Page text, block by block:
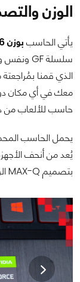
الوزن
يأتي الحاسب بوزن 1.86 كيلو جرام
الذي قمنا
معك في أي مكان
حاسب للألعاب من
يُعد من أنحف
بتصميم MAX-Q الرائع.